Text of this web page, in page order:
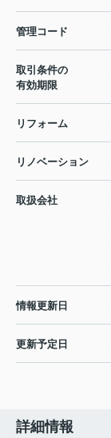
管理コード
取引条件の
有効期限
リフォーム
リノベーション
取扱会社
情報更新日
更新予定日
詳細情報